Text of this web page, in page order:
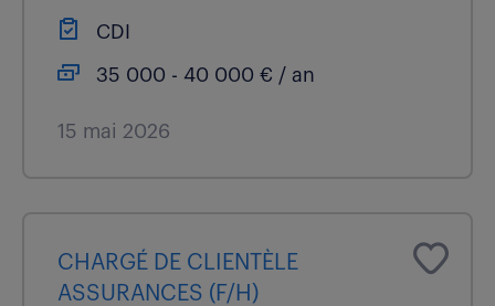
CDI
35 000 - 40 000 € / an
15 mai 2026
CHARGÉ DE CLIENTÈLE
ASSURANCES (F/H)